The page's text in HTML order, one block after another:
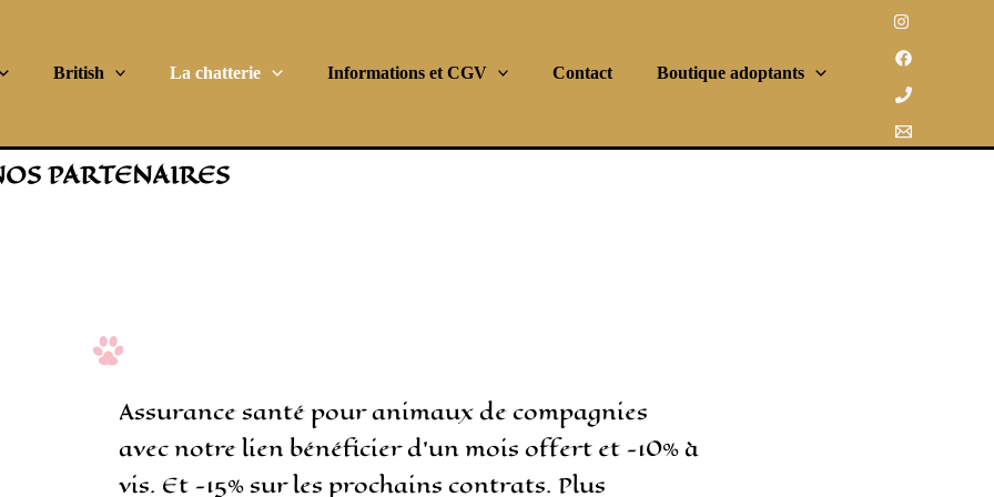
British La chatterie Informations et CGV Contact Boutique adoptants
PARTENAIRES
Assurance santé pour animaux de compagnies
avec notre lien bénéficier d’un mois offert et -10% à
vis. Et -15% sur les prochains contrats. Plus